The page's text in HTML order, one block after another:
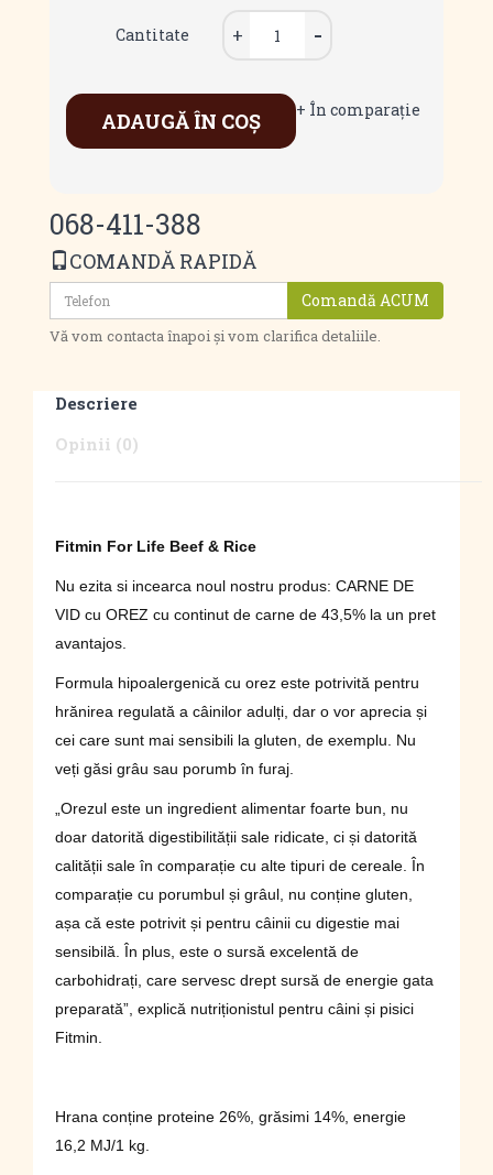
Cantitate
ADAUGĂ ÎN COŞ + În comparaţie
068-411-388
COMANDĂ RAPIDĂ
Comandă ACUM
Vă vom contacta înapoi și vom clarifica detaliile.
Descriere
Opinii (0)
Fitmin For Life Beef & Rice
Nu ezita si incearca noul nostru produs: CARNE DE
VID cu OREZ cu continut de carne de 43,5% la un pret
avantajos.
Formula hipoalergenică cu orez este potrivită pentru
hrănirea regulată a câinilor adulți, dar o vor aprecia și
cei care sunt mai sensibili la gluten, de exemplu. Nu
veți găsi grâu sau porumb în furaj.
„Orezul este un ingredient alimentar foarte bun, nu
doar datorită digestibilității sale ridicate, ci și datorită
calității sale în comparație cu alte tipuri de cereale. În
comparație cu porumbul și grâul, nu conține gluten,
așa că este potrivit și pentru câinii cu digestie mai
sensibilă. În plus, este o sursă excelentă de
carbohidrați, care servesc drept sursă de energie gata
preparată”, explică nutriționistul pentru câini și pisici
Fitmin.
Hrana conține proteine ​​26%, grăsimi 14%, energie
16,2 MJ/1 kg.